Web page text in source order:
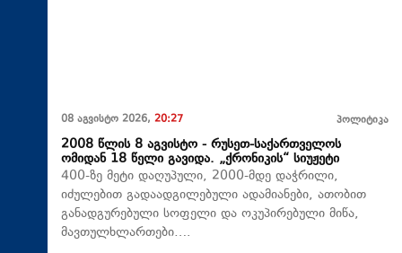
08 აგვისტო 2026, 20:27 პოლიტიკა
2008 წლის 8 აგვისტო - რუსეთ-საქართველოს
ომიდან 18 წელი გავიდა. „ქრონიკის“ სიუჟეტი
400-ზე მეტი დაღუპული, 2000-მდე დაჭრილი,
იძულებით გადაადგილებული ადამიანები, ათობით
განადგურებული სოფელი და ოკუპირებული მიწა,
მავთულხლართები….